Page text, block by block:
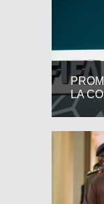
LA